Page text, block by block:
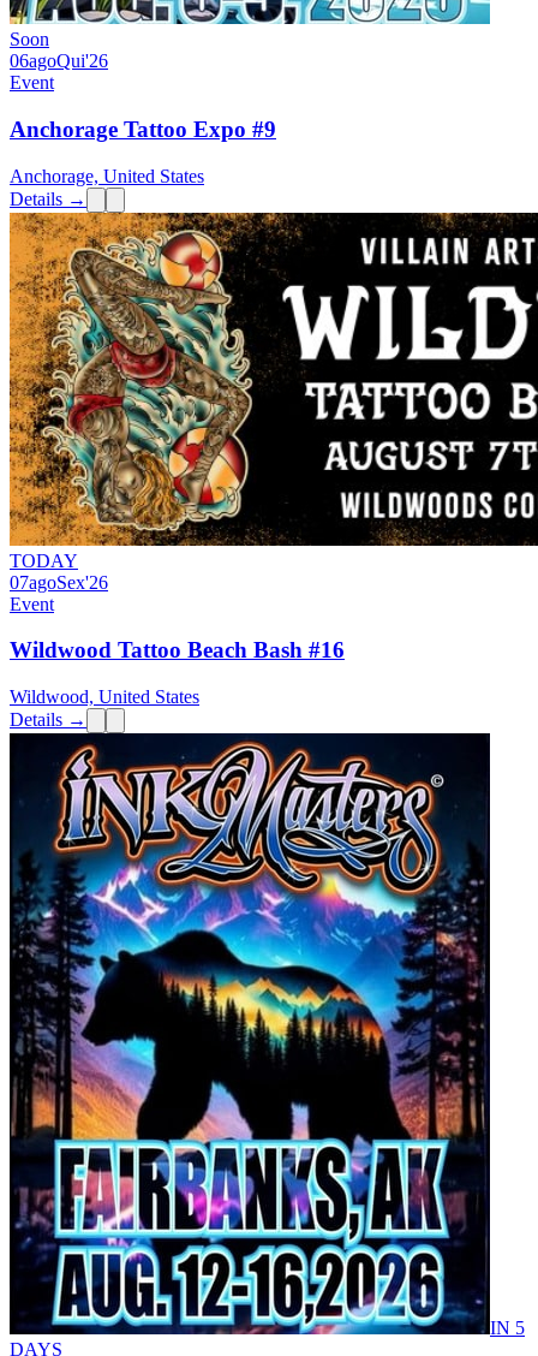
Soon
06agoQui'26
Event
Anchorage Tattoo Expo #9
Anchorage, United States
Details →
TODAY
07agoSex'26
Event
Wildwood Tattoo Beach Bash #16
Wildwood, United States
Details →
IN 5
DAYS